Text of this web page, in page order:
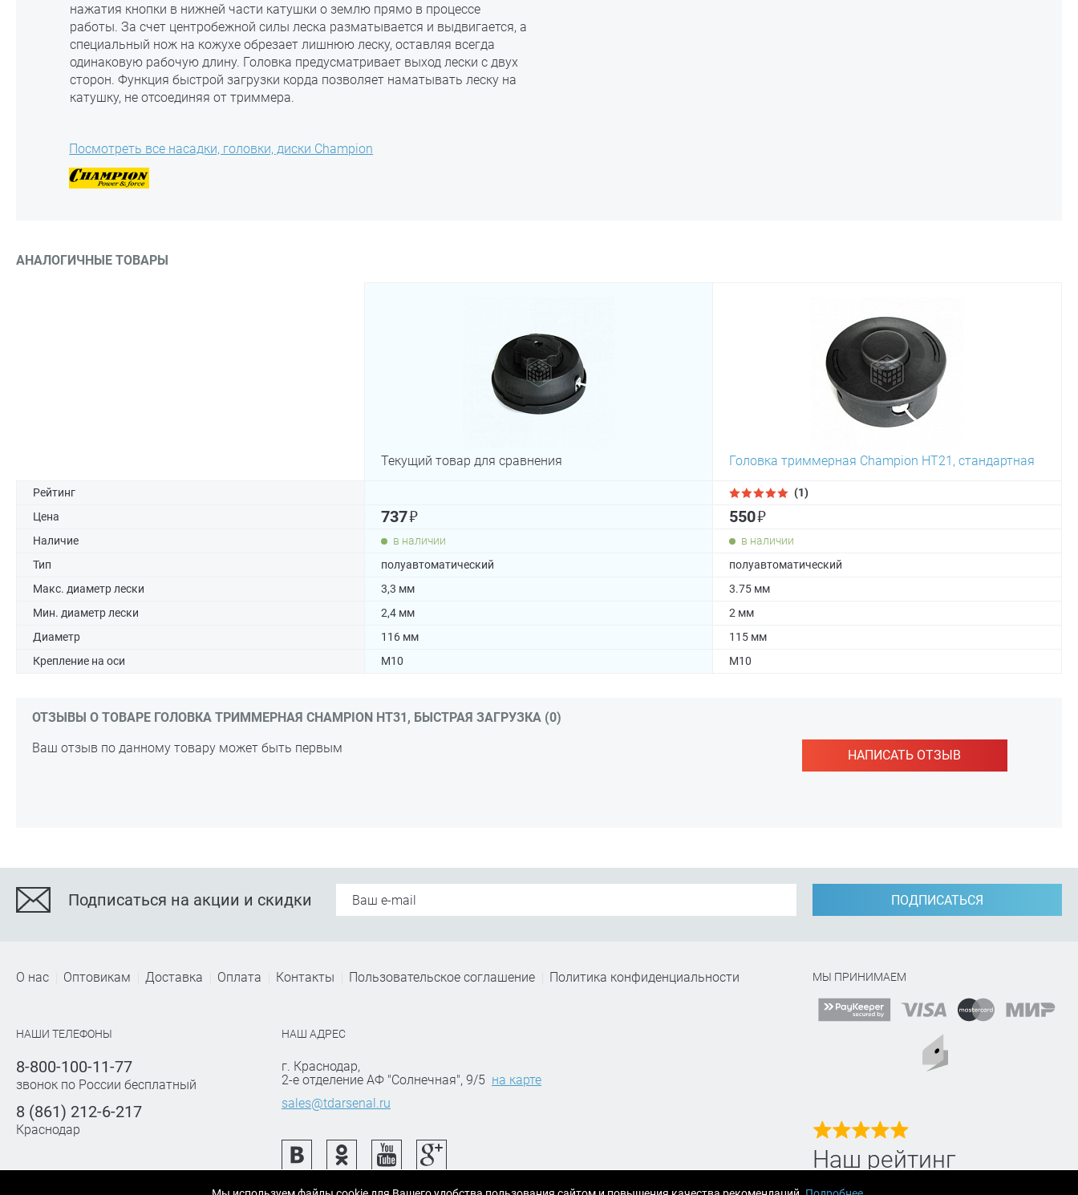
нажатия кнопки в нижней части катушки о землю прямо в процессе
работы. За счет центробежной силы леска разматывается и выдвигается, а
специальный нож на кожухе обрезает лишнюю леску, оставляя всегда
одинаковую рабочую длину. Головка предусматривает выход лески с двух
сторон. Функция быстрой загрузки корда позволяет наматывать леску на
катушку, не отсоединяя от триммера.
Посмотреть все насадки, головки, диски Champion
АНАЛОГИЧНЫЕ ТОВАРЫ
Текущий товар для сравнения Головка триммерная Champion HT21, стандартная
Рейтинг
(1)
Цена
737₽ 550₽
Наличие в наличии
в наличии
Тип
полуавтоматический
полуавтоматический
Макс. диаметр лески
3,3 мм
3.75 мм
Мин. диаметр лески
2,4 мм
2 мм
Диаметр
116 мм
115 мм
Крепление на оси
М10 М10
ОТЗЫВЫ О ТОВАРЕ ГОЛОВКА ТРИММЕРНАЯ CHAMPION HT31, БЫСТРАЯ ЗАГРУЗКА (0)
НАПИСАТЬ ОТЗЫВ
Ваш отзыв по данному товару может быть первым
Подписаться на акции и скидки ПОДПИСАТЬСЯ
О нас Оптовикам Доставка Оплата Контакты Пользовательское соглашение Политика конфиденциальности
НАШИ ТЕЛЕФОНЫ
8-800-100-11-77
звонок по России бесплатный
8 (861) 212-6-217
Краснодар
НАШ АДРЕС
г. Краснодар,
2-е отделение АФ "Солнечная", 9/5 на карте
sales@tdarsenal.ru
МЫ ПРИНИМАЕМ
Наш рейтинг
на Яндекс маркет